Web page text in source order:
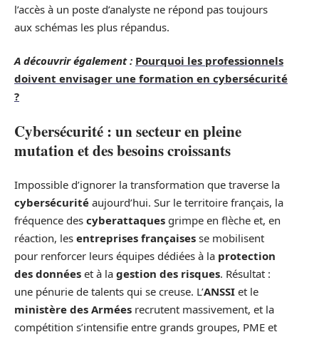
l’accès à un poste d’analyste ne répond pas toujours
aux schémas les plus répandus.
A découvrir également : Pourquoi les professionnels
doivent envisager une formation en cybersécurité
?
Cybersécurité : un secteur en pleine
mutation et des besoins croissants
Impossible d’ignorer la transformation que traverse la
cybersécurité aujourd’hui. Sur le territoire français, la
fréquence des cyberattaques grimpe en flèche et, en
réaction, les entreprises françaises se mobilisent
pour renforcer leurs équipes dédiées à la protection
des données et à la gestion des risques. Résultat :
une pénurie de talents qui se creuse. L’ANSSI et le
ministère des Armées recrutent massivement, et la
compétition s’intensifie entre grands groupes, PME et